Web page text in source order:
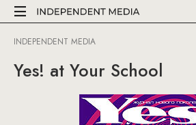
INDEPENDENT MEDIA
Yes! at Your School